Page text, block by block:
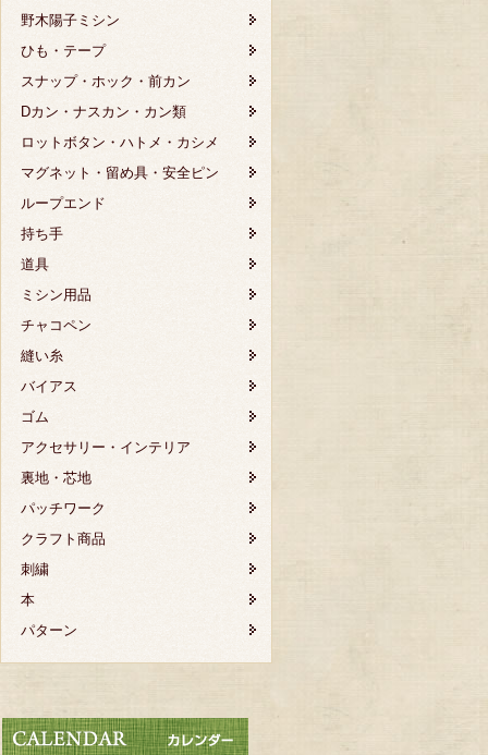
野木陽子ミシン
ひも・テープ
スナップ・ホック・前カン
Dカン・ナスカン・カン類
ロットボタン・ハトメ・カシメ
マグネット・留め具・安全ピン
ループエンド
持ち手
道具
ミシン用品
チャコペン
縫い糸
バイアス
ゴム
アクセサリー・インテリア
裏地・芯地
パッチワーク
クラフト商品
刺繍
本
パターン